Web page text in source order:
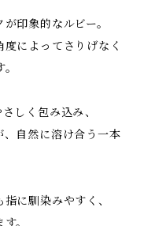
印象的なルビー。
によってさりげなく
しく包み込み、
、自然に溶け合う一本
に馴染みやすく、
。